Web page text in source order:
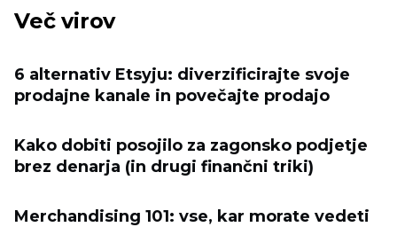
Več virov
6 alternativ Etsyju: diverzificirajte svoje
prodajne kanale in povečajte prodajo
Kako dobiti posojilo za zagonsko podjetje
brez denarja (in drugi finančni triki)
Merchandising 101: vse, kar morate vedeti